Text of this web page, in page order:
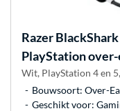
Razer
PlayStation
Wit, PlayStation 4 en
Bouwsoort: Over-
Geschikt voor: